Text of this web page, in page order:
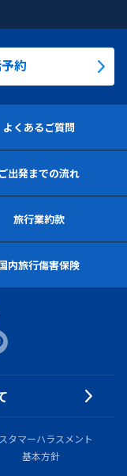
約
よくあるご質問
ご出発までの流れ
旅行業約款
内旅行傷害保険
タマーハラスメント
基本方針